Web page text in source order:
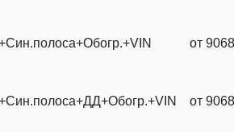
от
от